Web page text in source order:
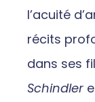
l’acuité
récits
dans ses
Schindler